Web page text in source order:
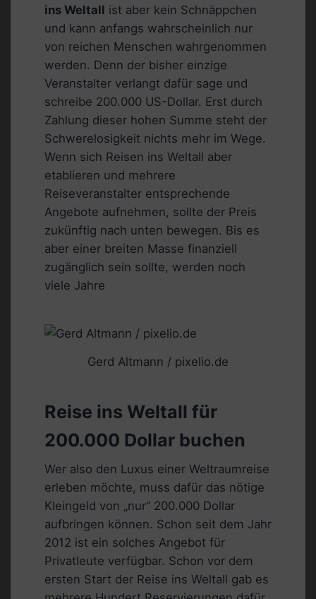
ins Weltall ist aber kein Schnäppchen
und kann anfangs wahrscheinlich nur
von reichen Menschen wahrgenommen
werden. Denn der bisher einzige
Veranstalter verlangt dafür sage und
schreibe 200.000 US-Dollar. Erst durch
Zahlung dieser hohen Summe steht der
Schwerelosigkeit nichts mehr im Wege.
Wenn sich Reisen ins Weltall aber
etablieren und mehrere
Reiseveranstalter entsprechende
Angebote aufnehmen, sollte der Preis
zukünftig nach unten bewegen. Bis es
aber einer breiten Masse finanziell
zugänglich sein sollte, werden noch
viele Jahre
Gerd Altmann / pixelio.de
Reise ins Weltall für
200.000 Dollar buchen
Wer also den Luxus einer Weltraumreise
erleben möchte, muss dafür das nötige
Kleingeld von „nur“ 200.000 Dollar
aufbringen können. Schon seit dem Jahr
2012 ist ein solches Angebot für
Privatleute verfügbar. Schon vor dem
ersten Start der Reise ins Weltall gab es